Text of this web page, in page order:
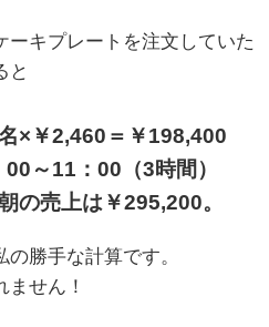
ーキプレートを注文していた
と
×￥2,460＝￥198,400
～11：00（3時間）
の売上は￥295,200。
勝手な計算です。
ません！